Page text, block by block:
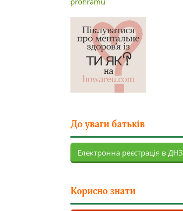
До уваги батьків
Електронна реєстрація в ДНЗ
Корисно знати